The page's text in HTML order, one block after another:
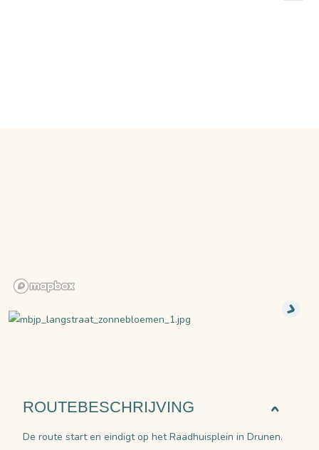
ROUTEBESCHRIJVING
De route start en eindigt op het Raadhuisplein in Drunen.